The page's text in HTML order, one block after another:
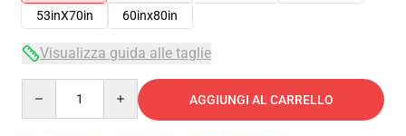
53inX70in
60inx80in
Visualizza guida alle taglie
AGGIUNGI AL CARRELLO